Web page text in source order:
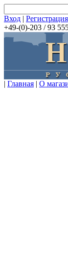
Вход | Регистрация
+49-(0)-203 / 93
| Главная | О